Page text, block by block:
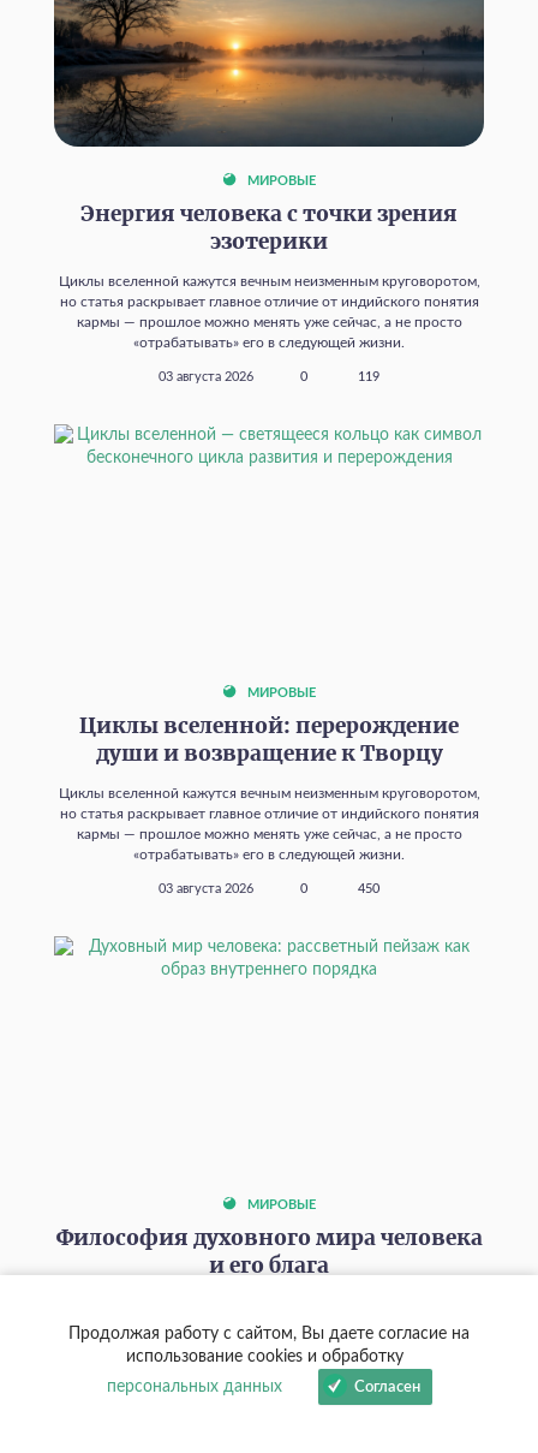
МИРОВЫЕ
Энергия человека с точки зрения
эзотерики
Циклы вселенной кажутся вечным неизменным круговоротом,
но статья раскрывает главное отличие от индийского понятия
кармы — прошлое можно менять уже сейчас, а не просто
«отрабатывать» его в следующей жизни.
03 августа 2026 0 119
МИРОВЫЕ
Циклы вселенной: перерождение
души и возвращение к Творцу
Циклы вселенной кажутся вечным неизменным круговоротом,
но статья раскрывает главное отличие от индийского понятия
кармы — прошлое можно менять уже сейчас, а не просто
«отрабатывать» его в следующей жизни.
03 августа 2026 0 450
МИРОВЫЕ
Философия духовного мира человека
и его блага
развития человека, но статья предупреждает об обратном —
чем сильнее духовные способности, тем опаснее искушение
поставить их выше любви, и объясняет, как распознать этот
скрытый идол в себе.
Продолжая работу с сайтом, Вы даете согласие на
использование cookies и обработку
персональных данных
Согласен